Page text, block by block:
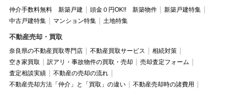
仲介手数料無料 新築戸建 頭金０円OK!! 新築物件
新築戸建特集
中古戸建特集
マンション特集 土地特集
不動産売却・買取
奈良県の不動産買取専門店 不動産買取サービス
相続対策
空き家買取
訳アリ・事故物件の買取・売却
売却査定フォーム
査定相談実績
不動産の売却の流れ
不動産売却方法「仲介」と「買取」の違い
不動産売却時の諸費用